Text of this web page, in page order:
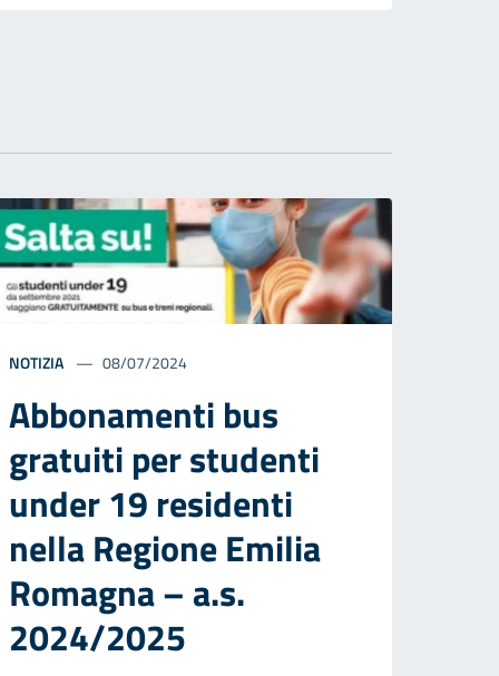
NOTIZIA 08/07/2024
Abbonamenti bus
gratuiti per studenti
under 19 residenti
nella Regione Emilia
Romagna – a.s.
2024/2025